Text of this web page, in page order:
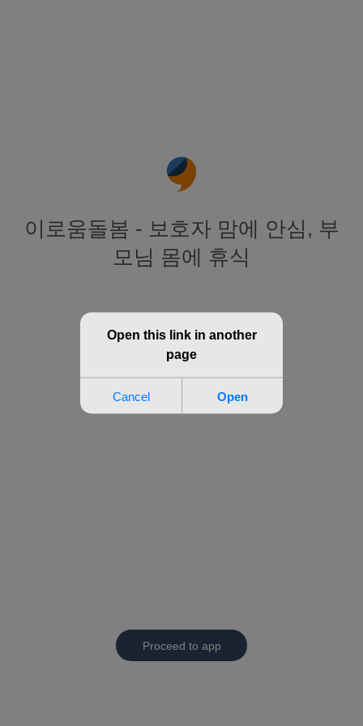
이로움돌봄 - 보호자 맘에 안심, 부
모님 몸에 휴식
Proceed to app